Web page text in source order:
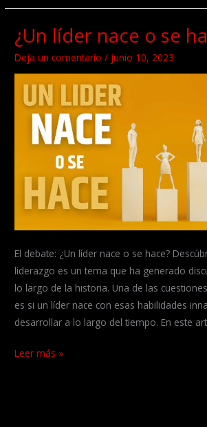
rindas:
Persigue
tus
sueños
alcanza
metas
¿Un líder nace o se
Deja un comentario / junio 10, 2023
El debate: ¿Un líder nace o se hace?
liderazgo es un tema que ha generado
lo largo de la historia. Una de las
es si un líder nace con esas habilidades
desarrollar a lo largo del tiempo. En este
¿Un
Leer más »